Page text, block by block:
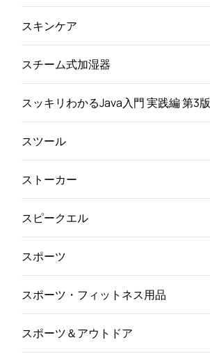
スキンケア
スチーム式加湿器
スッキリわかるJava入門 実践編 第3版
スツール
ストーカー
スピークエル
スポーツ
スポーツ・フィットネス用品
スポーツ＆アウトドア